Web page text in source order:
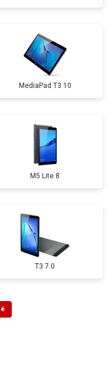
MediaPad T3 10
M5 Lite 8
T3 7.0